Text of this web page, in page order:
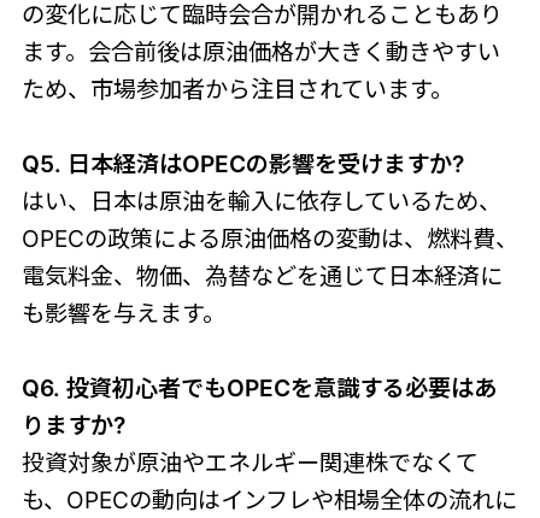
の変化に応じて臨時会合が開かれることもあり
ます。会合前後は原油価格が大きく動きやすい
ため、市場参加者から注目されています。
Q5. 日本経済はOPECの影響を受けますか?
はい、日本は原油を輸入に依存しているため、
OPECの政策による原油価格の変動は、燃料費、
電気料金、物価、為替などを通じて日本経済に
も影響を与えます。
Q6. 投資初心者でもOPECを意識する必要はあ
りますか?
投資対象が原油やエネルギー関連株でなくて
も、OPECの動向はインフレや相場全体の流れに